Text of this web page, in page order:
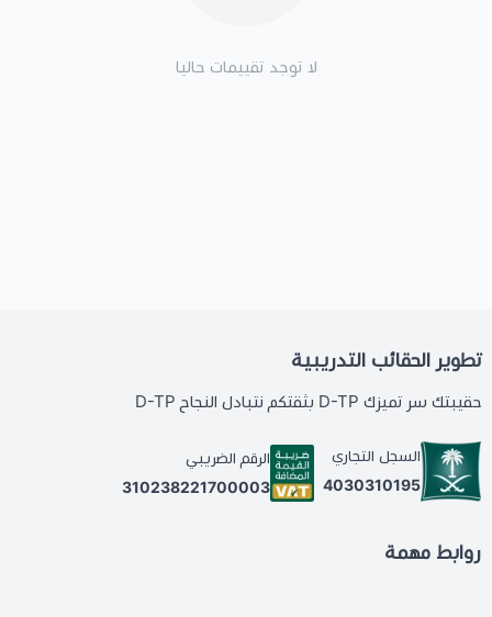
لا توجد تقييمات حاليا
تطوير الحقائب التدريبية
حقيبتك سر تميزك D-TP بثقتكم نتبادل النجاح D-TP
السجل التجاري
4030310195
الرقم الضريبي
310238221700003
روابط مهمة